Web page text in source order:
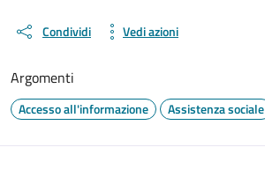
Condividi Vedi azioni
Argomenti
Accesso all'informazione Assistenza sociale